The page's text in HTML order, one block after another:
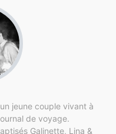
jeune couple vivant à
de voyage.
Galinette, Lina &